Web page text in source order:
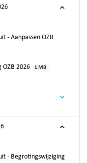
- Aanpassen OZB
OZB 2026 1 MB
- Begrotingswijziging